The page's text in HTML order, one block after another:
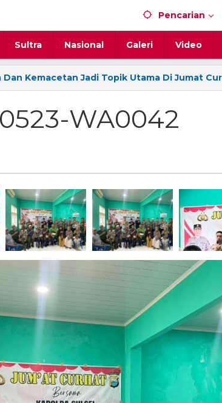
Pencarian
Sultra Nasional Galeri Video
Dan Kemacetan Jadi Topik Utama Di Jumat
WA0042